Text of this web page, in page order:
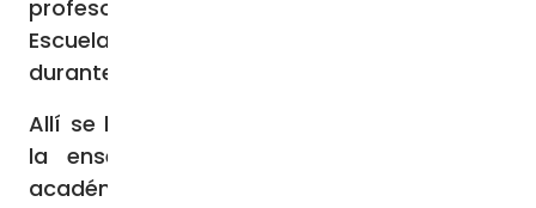
profesor de filosofía y teología en la
Escuela de Reims (Francia), donde enseñó
durante 18 años.
Allí se hizo conocido por su habilidad para
la enseñanza, lo que le valió prestigio
académico a esa casa de estudios. Tras su